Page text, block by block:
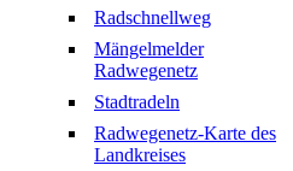
Radschnellweg
Mängelmelder
Radwegenetz
Stadtradeln
Radwegenetz-Karte des
Landkreises